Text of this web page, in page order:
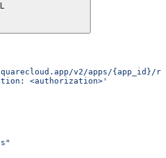
v2/apps/{app_id}/
<authorization>'